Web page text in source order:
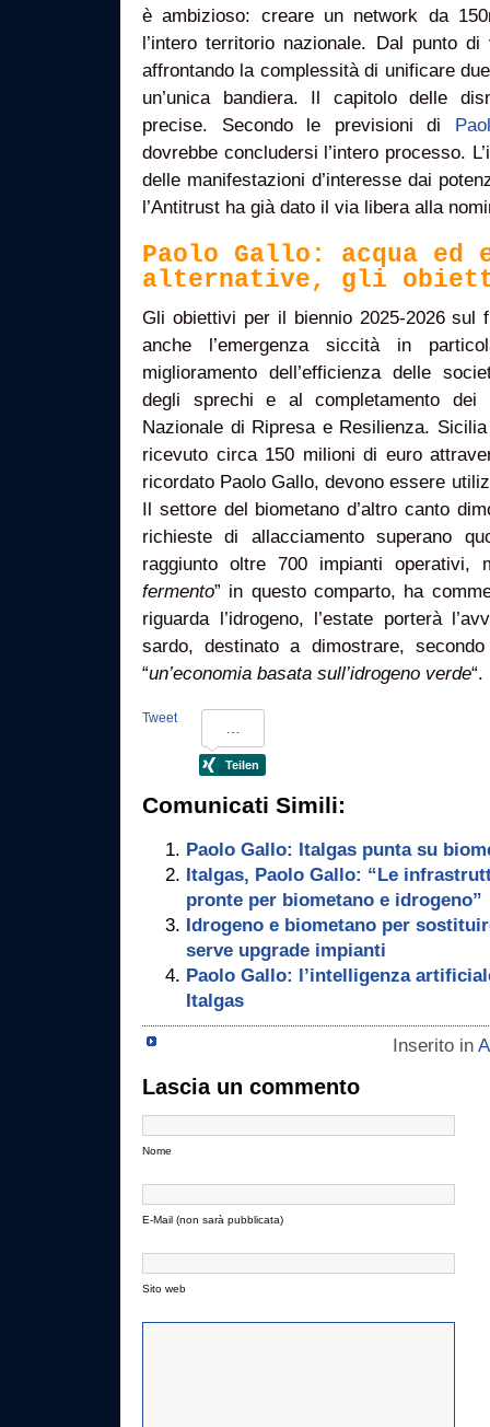
è ambizioso: creare un network da
l’intero territorio nazionale. Dal punto
affrontando la complessità di unificare
un’unica bandiera. Il capitolo delle
precise. Secondo le previsioni di
dovrebbe concludersi l’intero processo.
delle manifestazioni d’interesse dai
l’Antitrust ha già dato il via libera alla
Paolo Gallo: acqua ed
alternative, gli
Gli obiettivi per il biennio 2025-2026 sul
anche l’emergenza siccità in
miglioramento dell’efficienza delle
degli sprechi e al completamento dei
Nazionale di Ripresa e Resilienza.
ricevuto circa 150 milioni di euro
ricordato Paolo Gallo, devono essere
Il settore del biometano d’altro canto
richieste di allacciamento superano
raggiunto oltre 700 impianti operativi,
fermento” in questo comparto, ha
riguarda l’idrogeno, l’estate porterà
sardo, destinato a dimostrare,
“un’economia basata sull’idrogeno verde“.
Tweet
Comunicati Simili:
Paolo Gallo: Italgas punta su
Italgas, Paolo Gallo: “Le
pronte per biometano e idrogeno”
Idrogeno e biometano per
serve upgrade impianti
Paolo Gallo: l’intelligenza
Italgas
Inserito in
Lascia un commento
Nome
E-Mail (non sarà pubblicata)
Sito web